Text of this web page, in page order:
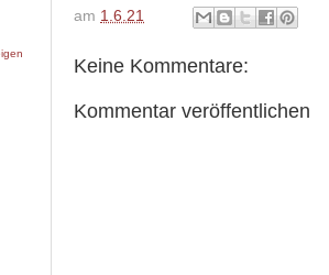
am 1.6.21
Keine Kommentare:
Kommentar veröffentlichen